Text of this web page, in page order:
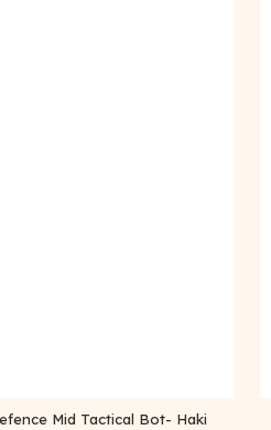
Mid Tactical Bot- Haki